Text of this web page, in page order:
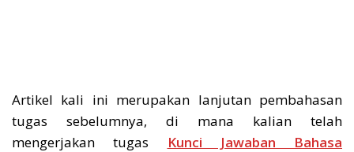
Artikel kali ini merupakan lanjutan pembahasan
tugas sebelumnya, di mana kalian telah
mengerjakan tugas
Kunci Jawaban Bahasa